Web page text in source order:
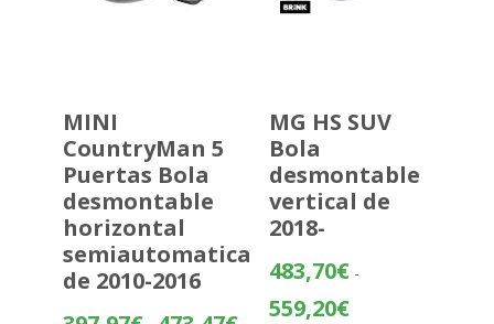
MINI
CountryMan 5
Puertas Bola
desmontable
horizontal
semiautomatica
de 2010-2016
Rango
MG HS SUV
Bola
desmontable
vertical de
2018-
483,70€ -
559,20€Rango